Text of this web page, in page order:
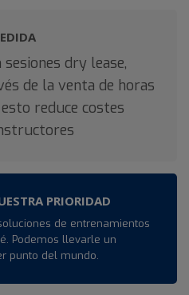
sesiones dry lease,
de la venta de horas
reduce costes
PRIORIDAD
de entrenamientos
Podemos llevarle un
punto del mundo.